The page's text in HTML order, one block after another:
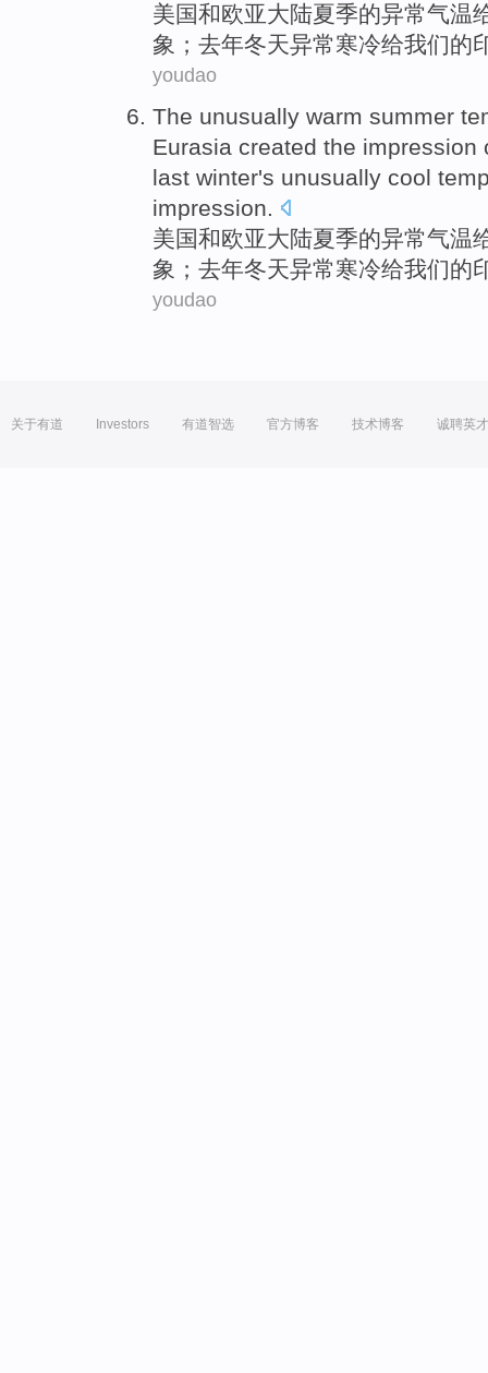
美国和欧亚大陆夏季的异常气温
象 ；去年冬天异常寒冷给我们的
youdao
The unusually warm summer
Eurasia created the impression
last winter's unusually cool
impression.
美国和欧亚大陆夏季的异常气温
象 ；去年冬天异常寒冷给我们的
youdao
关于有道 Investors 有道智选 官方博客 技术博客 诚聘英才